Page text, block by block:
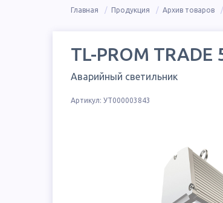
Главная Продукция Архив товаров
TL-PROM TRADE
Аварийный светильник
Артикул: УТ000003843